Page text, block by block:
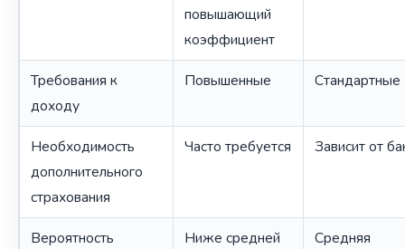
повышающий
коэффициент
Требования к
доходу
Повышенные Стандартные
Необходимость
дополнительного
страхования
Часто требуется Зависит от
Вероятность
Ниже средней Средняя